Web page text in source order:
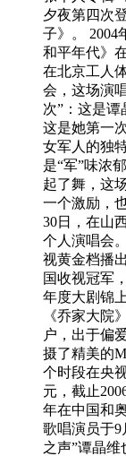
夕夜第四次
子》。 2004
和平年代》
在北京工人
会，这场演
次”：这是谭
这是她第一
女军人的独
是“军”味浓
起了舞，这
一个激励，
30日，在山
个人演唱会
视黄金档播
国收视冠军
年度大剧锦
《乔家大院
户，出于偏
摄了精美的
个时段在央
元，截止
年在中国和
歌唱演员于9
之声”谭晶